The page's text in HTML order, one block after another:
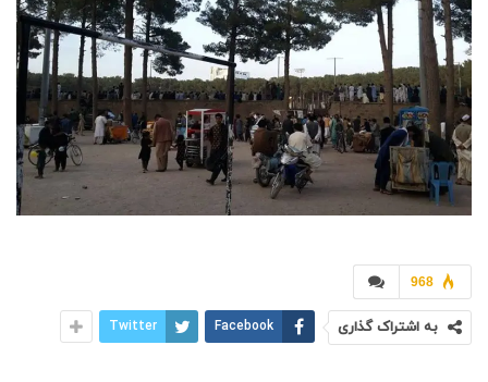
968
به اشتراک گذاری Facebook
Twitter